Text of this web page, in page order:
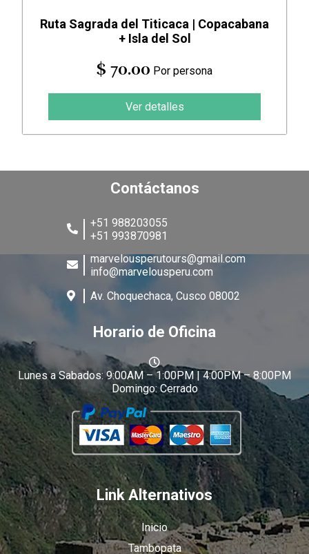
Ruta Sagrada del Titicaca | Copacabana
+ Isla del Sol
$ 70.00 Por persona
Ver detalles
Contáctanos
+51 988203055
+51 993870981
marvelousperutours@gmail.com
info@marvelousperu.com
Av. Choquechaca, Cusco 08002
Horario de Oficina
Lunes a Sabados: 9:00AM – 1:00PM | 4:00PM – 8:00PM
Domingo: Cerrado
Link Alternativos
Inicio
Tambopata